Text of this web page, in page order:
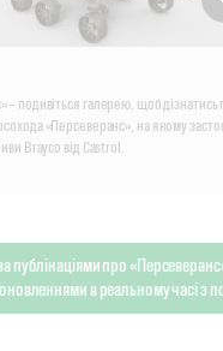
– подивіться галерею, щоб дізнатись
«Персеверанс», на якому
Brayco від Castrol.
публікаціями про
в реальному часі з